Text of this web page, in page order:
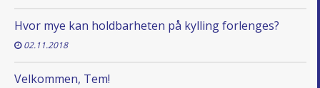
Hvor mye kan holdbarheten på kylling forlenges?
02.11.2018
Velkommen, Tem!